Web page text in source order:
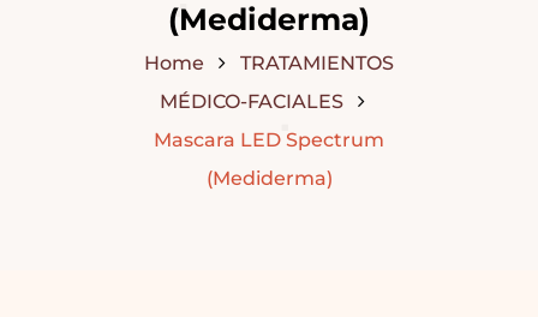
(Mediderma)
Home
TRATAMIENTOS
MÉDICO-FACIALES
Mascara LED Spectrum
(Mediderma)